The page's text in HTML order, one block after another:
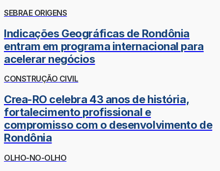
SEBRAE ORIGENS
Indicações Geográficas de Rondônia
entram em programa internacional para
acelerar negócios
CONSTRUÇÃO CIVIL
Crea-RO celebra 43 anos de história,
fortalecimento profissional e
compromisso com o desenvolvimento de
Rondônia
OLHO-NO-OLHO